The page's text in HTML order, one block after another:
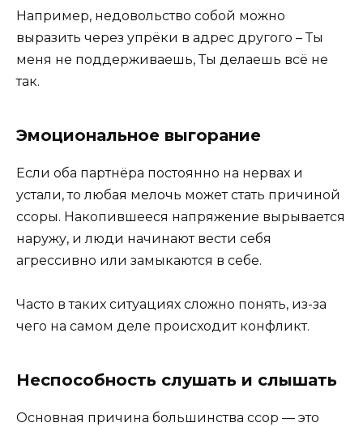
Например, недовольство собой можно
выразить через упрёки в адрес другого – Ты
меня не поддерживаешь, Ты делаешь всё не
так.
Эмоциональное выгорание
Если оба партнёра постоянно на нервах и
устали, то любая мелочь может стать причиной
ссоры. Накопившееся напряжение вырывается
наружу, и люди начинают вести себя
агрессивно или замыкаются в себе.
Часто в таких ситуациях сложно понять, из-за
чего на самом деле происходит конфликт.
Неспособность слушать и слышать
Основная причина большинства ссор — это